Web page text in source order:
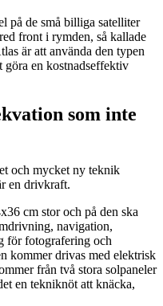
på de små billiga satelliter
front i rymden, så kallade
är att använda den typen
göra en kostnadseffektiv
som inte
och mycket ny teknik
en drivkraft.
cm stor och på den ska
navigation,
för fotografering och
kommer drivas med elektrisk
från två stora solpaneler
en tekniknöt att knäcka,